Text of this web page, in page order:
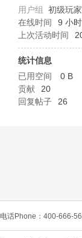
L
用户组 初级玩家
在线时间
9 小时
上次活动时间
统计信息
已用空间
0 B
贡献
20
回复帖子
26
电话Phone：400-666-